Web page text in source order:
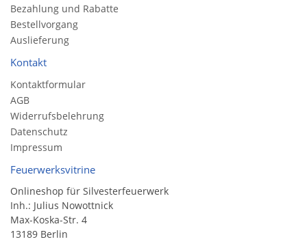
Bezahlung und Rabatte
Bestellvorgang
Auslieferung
Kontakt
Kontaktformular
AGB
Widerrufsbelehrung
Datenschutz
Impressum
Feuerwerksvitrine
Onlineshop für Silvesterfeuerwerk
Inh.: Julius Nowottnick
Max-Koska-Str. 4
13189 Berlin